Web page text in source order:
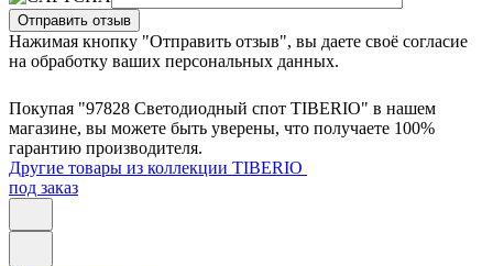
Отправить отзыв
Нажимая кнопку "Отправить отзыв", вы даете своё согласие
на обработку ваших персональных данных.
Покупая "97828 Светодиодный спот TIBERIO" в нашем
магазине, вы можете быть уверены, что получаете 100%
гарантию производителя.
Другие товары из коллекции TIBERIO
под заказ